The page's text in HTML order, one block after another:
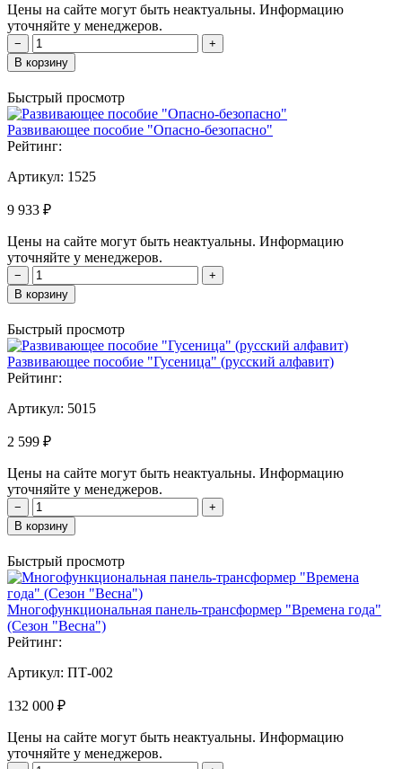
Цены на сайте могут быть неактуальны. Информацию
уточняйте у менеджеров.
−
+
В корзину
Быстрый просмотр
Развивающее пособие "Опасно-безопасно"
Рейтинг:
Артикул: 1525
9 933 ₽
Цены на сайте могут быть неактуальны. Информацию
уточняйте у менеджеров.
−
+
В корзину
Быстрый просмотр
Развивающее пособие "Гусеница" (русский алфавит)
Рейтинг:
Артикул: 5015
2 599 ₽
Цены на сайте могут быть неактуальны. Информацию
уточняйте у менеджеров.
−
+
В корзину
Быстрый просмотр
Многофункциональная панель-трансформер "Времена года"
(Сезон "Весна")
Рейтинг:
Артикул: ПТ-002
132 000 ₽
Цены на сайте могут быть неактуальны. Информацию
уточняйте у менеджеров.